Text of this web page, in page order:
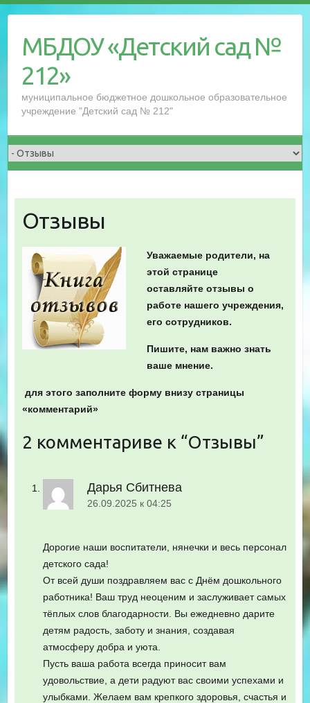
содержимому
МБДОУ «Детский сад №
212»
муниципальное бюджетное дошкольное образовательное
учреждение "Детский сад № 212"
Отзывы
Уважаемые родители, на
этой странице
оставляйте отзывы о
работе нашего учреждения,
его сотрудников.
Пишите, нам важно знать
ваше мнение.
для этого заполните форму внизу страницы
«комментарий»
2 комментариве к “Отзывы”
Дарья Сбитнева
26.09.2025 к 04:25
Дорогие наши воспитатели, нянечки и весь персонал
детского сада!
От всей души поздравляем вас с Днём дошкольного
работника! Ваш труд неоценим и заслуживает самых
тёплых слов благодарности. Вы ежедневно дарите
детям радость, заботу и знания, создавая
атмосферу добра и уюта.
Пусть ваша работа всегда приносит вам
удовольствие, а дети радуют вас своими успехами и
улыбками. Желаем вам крепкого здоровья, счастья и